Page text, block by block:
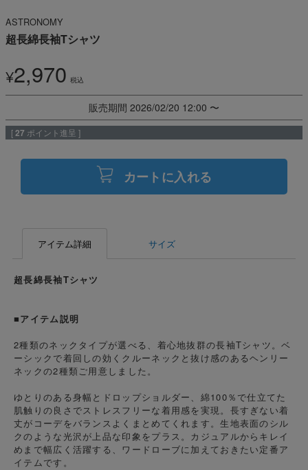
ASTRONOMY
超長綿長袖Tシャツ
¥2,970 税込
販売期間 2026/02/20 12:00 〜
[27 ポイント進呈 ]
カートに入れる
アイテム詳細 サイズ
超長綿長袖Tシャツ
■アイテム説明
2種類のネックタイプが選べる、着心地抜群の長袖Tシャツ。ベ
ーシックで着回しの効くクルーネックと抜け感のあるヘンリー
ネックの2種類ご用意しました。
ゆとりのある身幅とドロップショルダー、綿100％で仕立てた
肌触りの良さでストレスフリーな着用感を実現。長すぎない着
丈がコーデをバランスよくまとめてくれます。生地表面のシル
クのような光沢が上品な印象をプラス。カジュアルからキレイ
めまで幅広く活躍する、ワードローブに加えておきたい定番ア
イテムです。